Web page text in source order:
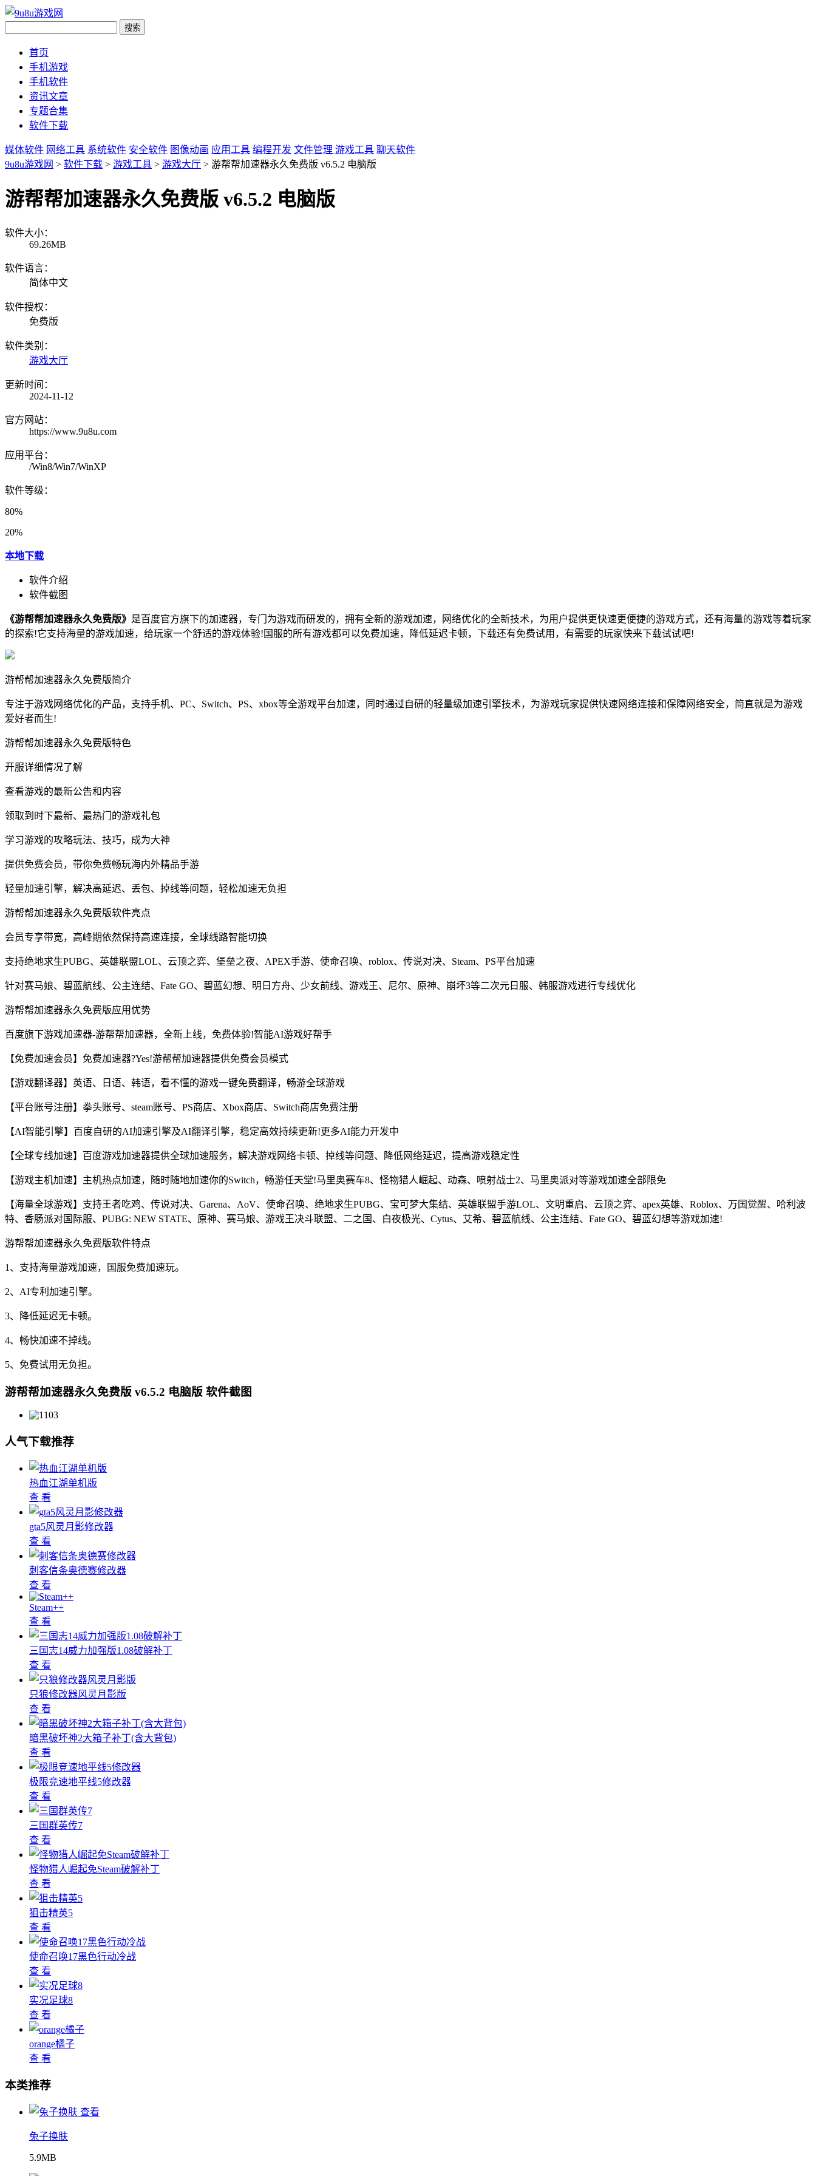
首页
手机游戏
手机软件
资讯文章
专题合集
软件下载
媒体软件 网络工具 系统软件 安全软件 图像动画 应用工具 编程开发 文件管理 游戏工具 聊天软件
9u8u游戏网 > 软件下载 > 游戏工具 > 游戏大厅 > 游帮帮加速器永久免费版 v6.5.2 电脑版
游帮帮加速器永久免费版 v6.5.2 电脑版
软件大小：
69.26MB
软件语言：
简体中文
软件授权：
免费版
软件类别：
游戏大厅
更新时间：
2024-11-12
官方网站：
https://www.9u8u.com
应用平台：
/Win8/Win7/WinXP
软件等级：
80%
20%
本地下载
软件介绍
软件截图
《游帮帮加速器永久免费版》 是百度官方旗下的加速器，专门为游戏而研发的，拥有全新的游戏加速，网络优化的全新技术，为用户提供更快速更便捷的游戏方式，还有海量的游戏等着玩家
的探索!它支持海量的游戏加速，给玩家一个舒适的游戏体验!国服的所有游戏都可以免费加速，降低延迟卡顿，下载还有免费试用，有需要的玩家快来下载试试吧!
游帮帮加速器永久免费版简介
专注于游戏网络优化的产品，支持手机、PC、Switch、PS、xbox等全游戏平台加速，同时通过自研的轻量级加速引擎技术，为游戏玩家提供快速网络连接和保障网络安全，简直就是为游戏
爱好者而生!
游帮帮加速器永久免费版特色
开服详细情况了解
查看游戏的最新公告和内容
领取到时下最新、最热门的游戏礼包
学习游戏的攻略玩法、技巧，成为大神
提供免费会员，带你免费畅玩海内外精品手游
轻量加速引擎，解决高延迟、丢包、掉线等问题，轻松加速无负担
游帮帮加速器永久免费版软件亮点
会员专享带宽，高峰期依然保持高速连接，全球线路智能切换
支持绝地求生PUBG、英雄联盟LOL、云顶之弈、堡垒之夜、APEX手游、使命召唤、roblox、传说对决、Steam、PS平台加速
针对赛马娘、碧蓝航线、公主连结、Fate GO、碧蓝幻想、明日方舟、少女前线、游戏王、尼尔、原神、崩坏3等二次元日服、韩服游戏进行专线优化
游帮帮加速器永久免费版应用优势
百度旗下游戏加速器-游帮帮加速器，全新上线，免费体验!智能AI游戏好帮手
【免费加速会员】免费加速器?Yes!游帮帮加速器提供免费会员模式
【游戏翻译器】英语、日语、韩语，看不懂的游戏一键免费翻译，畅游全球游戏
【平台账号注册】拳头账号、steam账号、PS商店、Xbox商店、Switch商店免费注册
【AI智能引擎】百度自研的AI加速引擎及AI翻译引擎，稳定高效持续更新!更多AI能力开发中
【全球专线加速】百度游戏加速器提供全球加速服务，解决游戏网络卡顿、掉线等问题、降低网络延迟，提高游戏稳定性
【游戏主机加速】主机热点加速，随时随地加速你的Switch，畅游任天堂!马里奥赛车8、怪物猎人崛起、动森、喷射战士2、马里奥派对等游戏加速全部限免
【海量全球游戏】支持王者吃鸡、传说对决、Garena、AoV、使命召唤、绝地求生PUBG、宝可梦大集结、英雄联盟手游LOL、文明重启、云顶之弈、apex英雄、Roblox、万国觉醒、哈利波
特、香肠派对国际服、PUBG: NEW STATE、原神、赛马娘、游戏王决斗联盟、二之国、白夜极光、Cytus、艾希、碧蓝航线、公主连结、Fate GO、碧蓝幻想等游戏加速!
游帮帮加速器永久免费版软件特点
1、支持海量游戏加速，国服免费加速玩。
2、AI专利加速引擎。
3、降低延迟无卡顿。
4、畅快加速不掉线。
5、免费试用无负担。
游帮帮加速器永久免费版 v6.5.2 电脑版 软件截图
人气下载推荐
热血江湖单机版
查 看
gta5风灵月影修改器
查 看
刺客信条奥德赛修改器
查 看
Steam++
查 看
三国志14威力加强版1.08破解补丁
查 看
只狼修改器风灵月影版
查 看
暗黑破坏神2大箱子补丁(含大背包)
查 看
极限竞速地平线5修改器
查 看
三国群英传7
查 看
怪物猎人崛起免Steam破解补丁
查 看
狙击精英5
查 看
使命召唤17黑色行动冷战
查 看
实况足球8
查 看
orange橘子
查 看
本类推荐
查看
兔子换肤
5.9MB